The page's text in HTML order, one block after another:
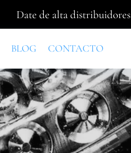
Date de alta distribuidores
BLOG CONTACTO